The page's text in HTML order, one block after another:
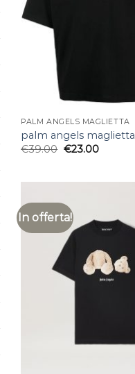
PALM ANGELS MAGLIETTA
palm angels maglietta
€39.00 €23.00
In offerta!